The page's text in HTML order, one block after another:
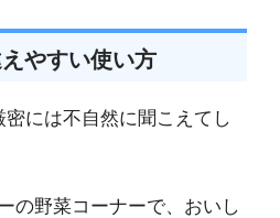
やすい使い方
には不自然に聞こえてし
の野菜コーナーで、おいし